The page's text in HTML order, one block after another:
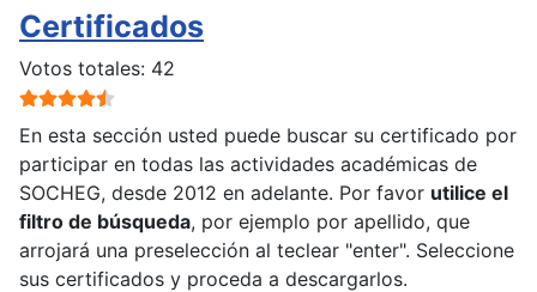
Certificados
Ratio: 4.5/5
Votos totales: 42
En esta sección usted puede buscar su certificado por
participar en todas las actividades académicas de
SOCHEG, desde 2012 en adelante. Por favor utilice el
filtro de búsqueda, por ejemplo por apellido, que
arrojará una preselección al teclear "enter". Seleccione
sus certificados y proceda a descargarlos.